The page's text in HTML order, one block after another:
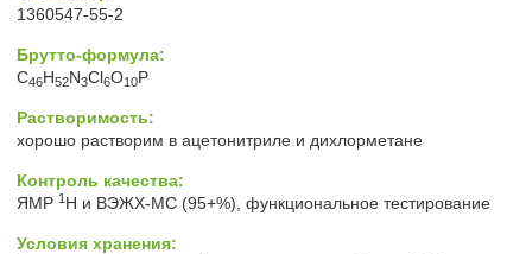
1360547-55-2
Брутто-формула:
C46H52N3Cl6O10P
Растворимость:
хорошо растворим в ацетонитриле и дихлорметане
Контроль качества:
ЯМР 1 H и ВЭЖХ-МС (95+%), функциональное тестирование
Условия хранения: